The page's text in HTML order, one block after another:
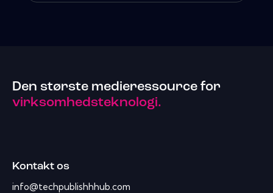
Den største medieressource for
virksomhedsteknologi.
Kontakt os
info@techpublishhhub.com